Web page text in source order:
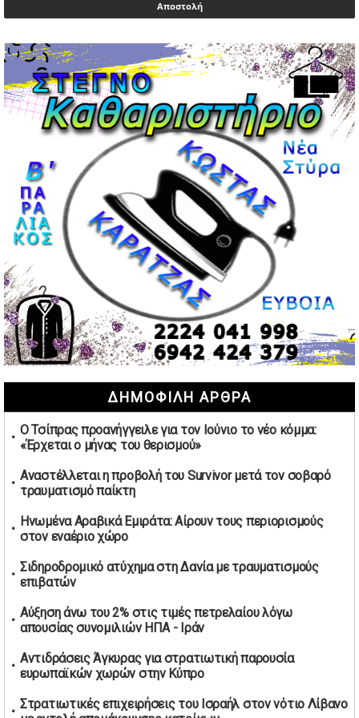
και Ολυμπιακού
02/05/2026 | 20:28
Περιστέρι: Ένταση μεταξύ ανηλίκων άφησε δύο
15χρονους τραυματίες
02/05/2026 | 18:56
Ηνωμένα Αραβικά Εμιράτα: Αίρουν τους περιορισμούς
στον εναέριο χώρο
02/05/2026 | 17:16
Η Αθηνά Λινού αφήνει ανοιχτό το ενδεχόμενο ένταξης
στον νέο πολιτικό φορέα Τσίπρα
02/05/2026 | 17:01
Αταμάν: Κανείς δεν έχει δικαίωμα να μιλά για τον πρόεδρο
και την οικογένειά του
02/05/2026 | 15:59
Μαρινάκης: Ο Ανδρουλάκης υπαναχώρησε στις
συμφωνίες για τις Ανεξάρτητες Αρχές
02/05/2026 | 09:36
Ψηφιακός έλεγχος στην αγορά: QR code για πωλήσεις
καπνικών και αλκοόλ σε 88.000 σημεία
02/05/2026 | 06:26
Καύσιμα αεροσκαφών: Διαβεβαιώσεις ΕΕ για επάρκεια
01/05/2026 | 19:54
Βελόπουλος: Κριτική σε πολιτικούς αρχηγούς για
δηλώσεις την Πρωτομαγιά
01/05/2026 | 19:33
Υπερβολική ταχύτητα στο Αλιβέρι οδήγησε σε σύλληψη
38χρονου οδηγού
01/05/2026 | 19:12
Υποψηφιότητες για τις εκλογές νέας διοίκησης του ΑΟ
Νέων Στύρων
Τουρκία: Ένταση στις συγκεντρώσεις για την Πρωτομαγιά
01/05/2026 | 13:20
ΔΗΜΟΦΙΛΗ ΑΡΘΡΑ
Ο Τσίπρας προανήγγειλε για τον Ιούνιο το νέο κόμμα:
«Έρχεται ο μήνας του θερισμού»
Αναστέλλεται η προβολή του Survivor μετά τον σοβαρό
τραυματισμό παίκτη
Ηνωμένα Αραβικά Εμιράτα: Αίρουν τους περιορισμούς
στον εναέριο χώρο
Σιδηροδρομικό ατύχημα στη Δανία με τραυματισμούς
επιβατών
Αύξηση άνω του 2% στις τιμές πετρελαίου λόγω
απουσίας συνομιλιών ΗΠΑ - Ιράν
Αντιδράσεις Άγκυρας για στρατιωτική παρουσία
ευρωπαϊκών χωρών στην Κύπρο
Στρατιωτικές επιχειρήσεις του Ισραήλ στον νότιο Λίβανο